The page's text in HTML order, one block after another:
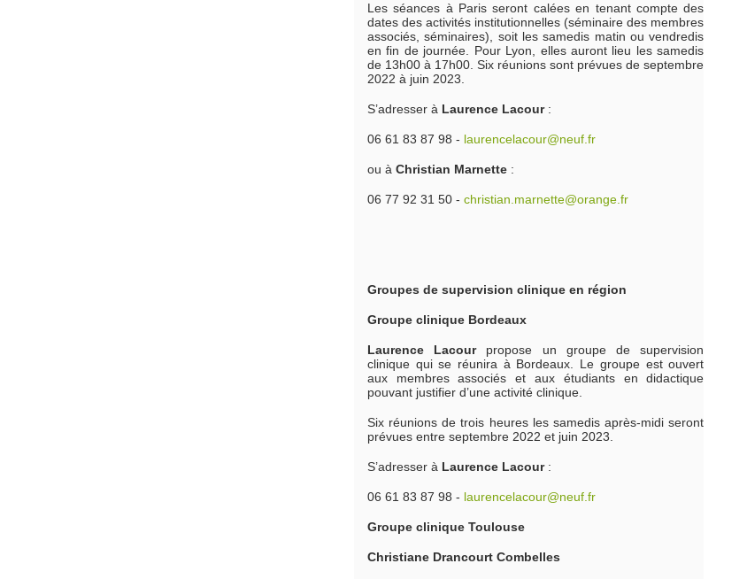
Les séances à Paris seront calées en tenant compte des
dates des activités institutionnelles (séminaire des membres
associés, séminaires), soit les samedis matin ou vendredis
en fin de journée. Pour Lyon, elles auront lieu les samedis
de 13h00 à 17h00. Six réunions sont prévues de septembre
2022 à juin 2023.
S’adresser à Laurence Lacour:
06 61 83 87 98 - laurencelacour@neuf.fr
ou à Christian Marnette:
06 77 92 31 50 - christian.marnette@orange.fr
Groupes de supervision clinique en région
Groupe clinique Bordeaux
Laurence Lacourpropose un groupe de supervision
clinique qui se réunira à Bordeaux. Le groupe est ouvert
aux membres associés et aux étudiants en didactique
pouvant justifier d’une activité clinique.
Six réunions de trois heures les samedis après-midi seront
prévues entre septembre 2022 et juin 2023.
S’adresser à Laurence Lacour:
06 61 83 87 98 - laurencelacour@neuf.fr
Groupe clinique Toulouse
Christiane Drancourt Combelles